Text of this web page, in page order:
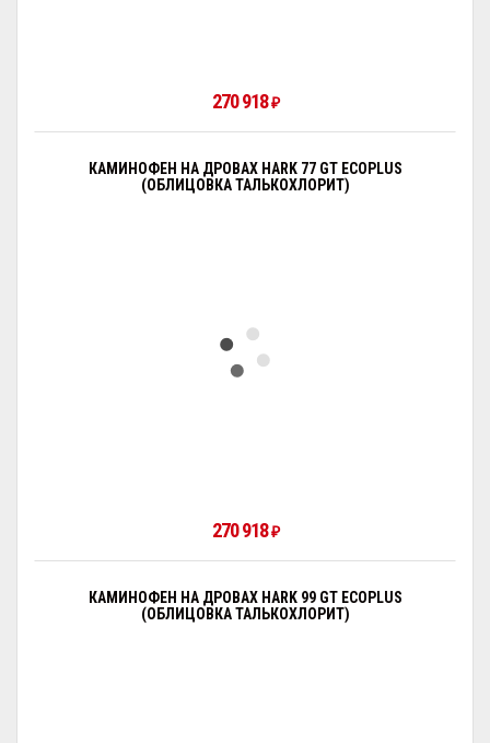
270 918₽
КАМИНОФЕН НА ДРОВАХ HARK 77 GT ECOPLUS
(ОБЛИЦОВКА ТАЛЬКОХЛОРИТ)
270 918₽
КАМИНОФЕН НА ДРОВАХ HARK 99 GT ECOPLUS
(ОБЛИЦОВКА ТАЛЬКОХЛОРИТ)